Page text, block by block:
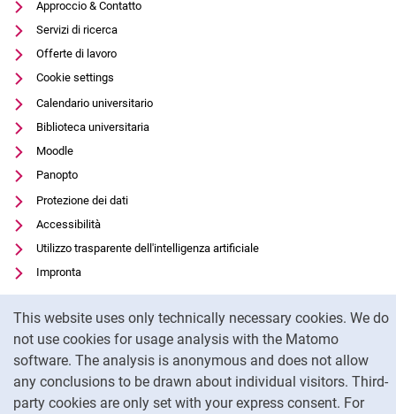
This website uses only technically necessary cookies. We do
not use cookies for usage analysis with the Matomo
software. The analysis is anonymous and does not allow
any conclusions to be drawn about individual visitors. Third-
party cookies are only set with your express consent. For
Approccio & Contatto
Servizi di ricerca
Offerte di lavoro
Cookie settings
Calendario universitario
Biblioteca universitaria
Moodle
Panopto
Protezione dei dati
Accessibilità
Utilizzo trasparente dell'intelligenza artificiale
Impronta